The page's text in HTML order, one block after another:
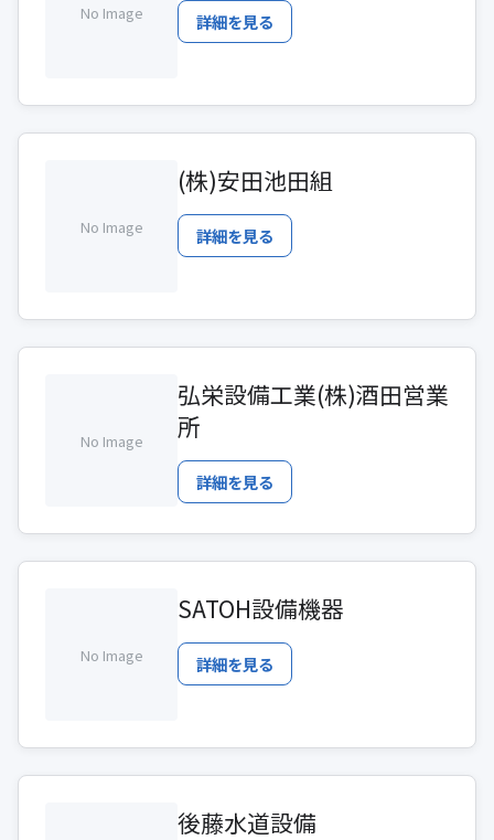
No Image 詳細を見る
No Image
(株)安田池田組
詳細を見る
No Image
弘栄設備工業(株)酒田営業
所
詳細を見る
No Image
SATOH設備機器
詳細を見る
後藤水道設備